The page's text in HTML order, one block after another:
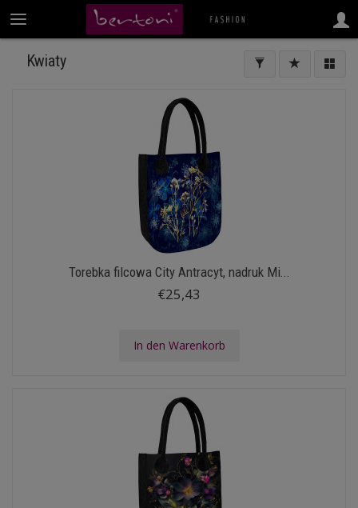
Kwiaty
Torebka filcowa City Antracyt, nadruk Mi...
€25,43
In den Warenkorb